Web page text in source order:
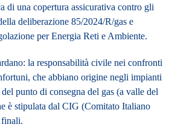
di una copertura assicurativa contro gli
deliberazione 85/2024/R/gas e
per Energia Reti e Ambiente.
la responsabilità civile nei confronti
che abbiano origine negli impianti
punto di consegna del gas (a valle del
è stipulata dal CIG (Comitato Italiano
finali.